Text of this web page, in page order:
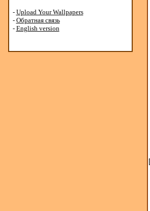
- Upload Your Wallpapers
- Обратная связь
- English version